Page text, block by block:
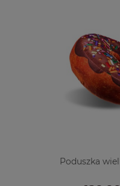
Poduszka